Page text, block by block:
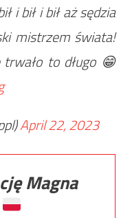
i bił i bił aż sędzia
mistrzem świata!
trwało to długo 😁
April 22, 2023
Magna